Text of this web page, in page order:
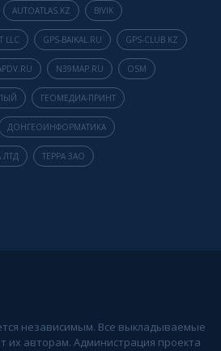
AUTOATLAS.KZ BIVIK
LLC GPS-BAIKAL.RU GPS-CLUB.KZ
N39MAP.RU OSM
ГЕОМЕДИА-ПРИНТ
ДОНГЕОИНФОРМАТИКА
ЛТД ТЕРРА ЗАО
независимым. Все выкладываемые
их авторам. Администрация проекта